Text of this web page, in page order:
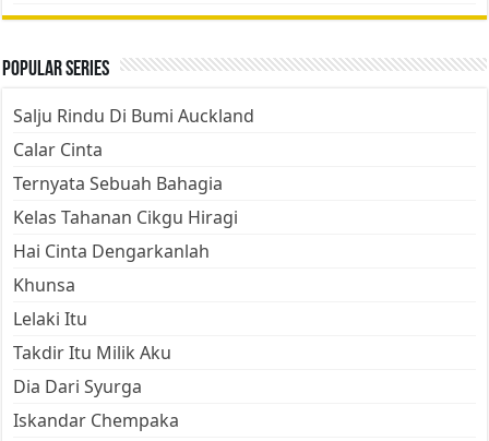
Popular Series
Salju Rindu Di Bumi Auckland
Calar Cinta
Ternyata Sebuah Bahagia
Kelas Tahanan Cikgu Hiragi
Hai Cinta Dengarkanlah
Khunsa
Lelaki Itu
Takdir Itu Milik Aku
Dia Dari Syurga
Iskandar Chempaka